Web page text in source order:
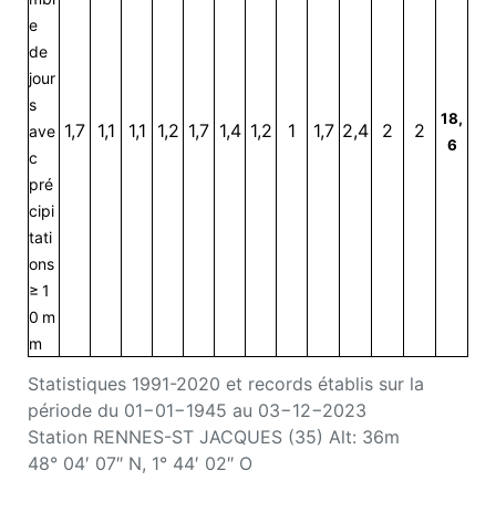
Statistiques 1991-2020 et records établis sur la
période du 01−01−1945 au 03−12−2023
Station RENNES-ST JACQUES (35) Alt: 36m
48° 04′ 07″ N, 1° 44′ 02″ O
e
de
jour
s
ave
c
pré
cipi
tati
ons
≥ 1
0 m
m
1,7 1,1 1,1 1,2 1,7 1,4 1,2 1 1,7 2,4 2 2
18,
6